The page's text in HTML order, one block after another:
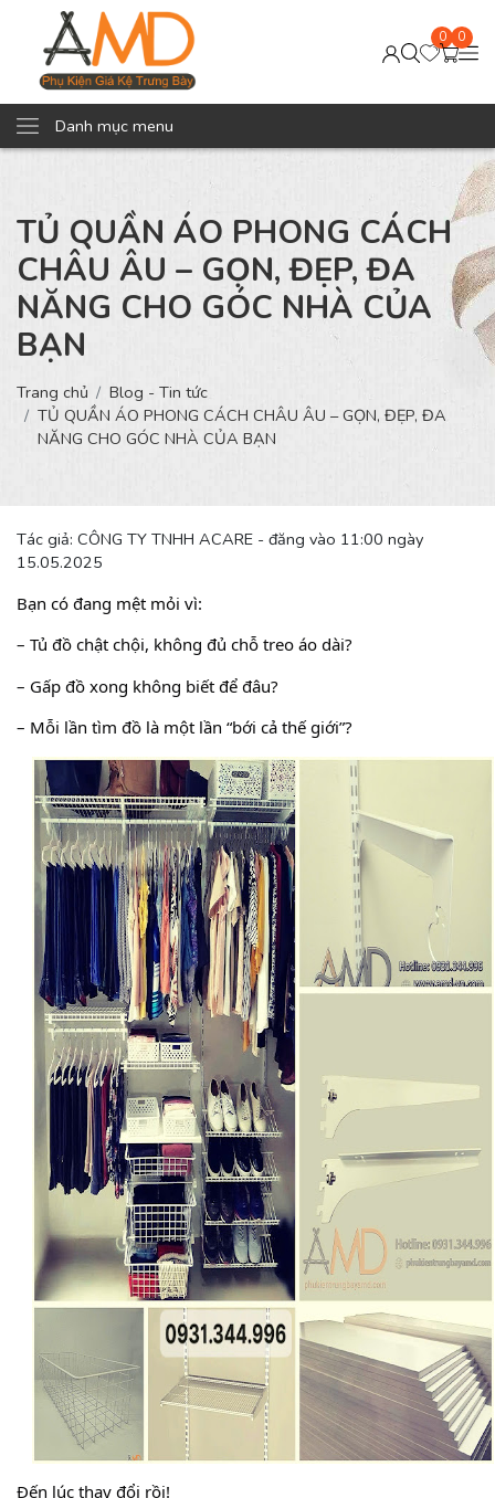
0 0
Danh mục menu
TỦ QUẦN ÁO PHONG CÁCH
CHÂU ÂU – GỌN, ĐẸP, ĐA
NĂNG CHO GÓC NHÀ CỦA
BẠN
Trang chủ
Blog - Tin tức
TỦ QUẦN ÁO PHONG CÁCH CHÂU ÂU – GỌN, ĐẸP, ĐA
NĂNG CHO GÓC NHÀ CỦA BẠN
Tác giả: CÔNG TY TNHH ACARE - đăng vào 11:00 ngày
15.05.2025
Bạn có đang mệt mỏi vì:
– Tủ đồ chật chội, không đủ chỗ treo áo dài?
– Gấp đồ xong không biết để đâu?
– Mỗi lần tìm đồ là một lần “bới cả thế giới”?
Đến lúc thay đổi rồi!